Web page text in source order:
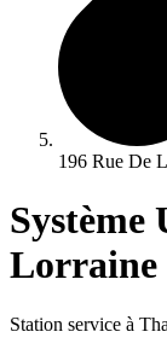
196 Rue De
Système
Lorraine
Station service à